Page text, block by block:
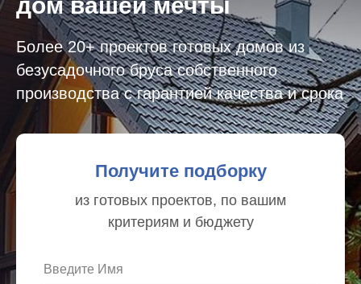
домвашей мечты
Более 20+ проектов готовых домов из
безусадочного бруса собственного
производства с гарантией качества и срока
Получите подборку
из готовых проектов, по вашим
критериям и бюджету
Введите Имя